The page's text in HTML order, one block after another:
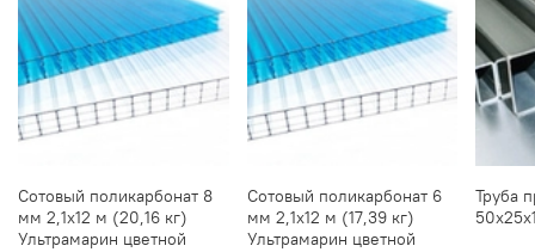
Сотовый поликарбонат 8
мм 2,1х12 м (20,16 кг)
Ультрамарин цветной
Сотовый поликарбонат 6
мм 2,1х12 м (17,39 кг)
Ультрамарин цветной
Труба